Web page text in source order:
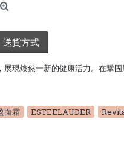
送貨方式
現煥然一新的健康活力。在鞏
面霜 ESTEELAUDER